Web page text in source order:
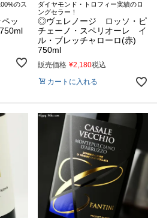
のス
ッ
ダイヤモンド・トロフィー実績のロ
ングセラー！
◎ヴェレノージ ロッソ・ピ
チェーノ・スペリオーレ イ
ル・ブレッチャローロ(赤)
750ml
販売価格 ¥2,180税込
カートに入れる